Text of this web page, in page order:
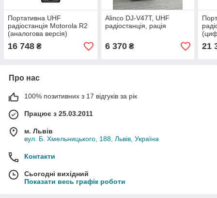
Портативна UHF
радіостанція Motorola R2
(аналогова версія)
16 748 ₴
Alinco DJ-V47T, UHF
радіостанція, рація
6 370₴ 21
Про нас
100% позитивних з 17 відгуків за рік
Працює з 25.03.2011
м. Львів
вул. Б. Хмельницького, 188, Львів, Україна
Контакти
Сьогодні вихідний
Показати весь графік роботи